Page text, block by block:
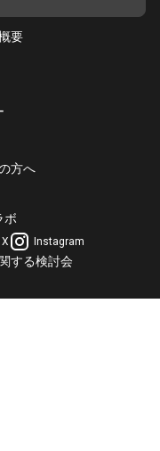
要
方へ
ボ
X Instagram
する検討会